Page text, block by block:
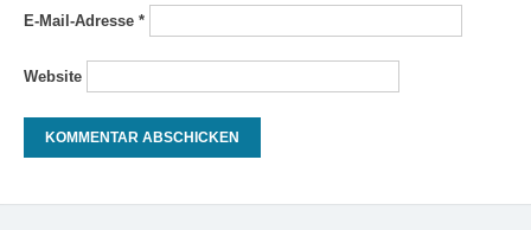
E-Mail-Adresse *
Website